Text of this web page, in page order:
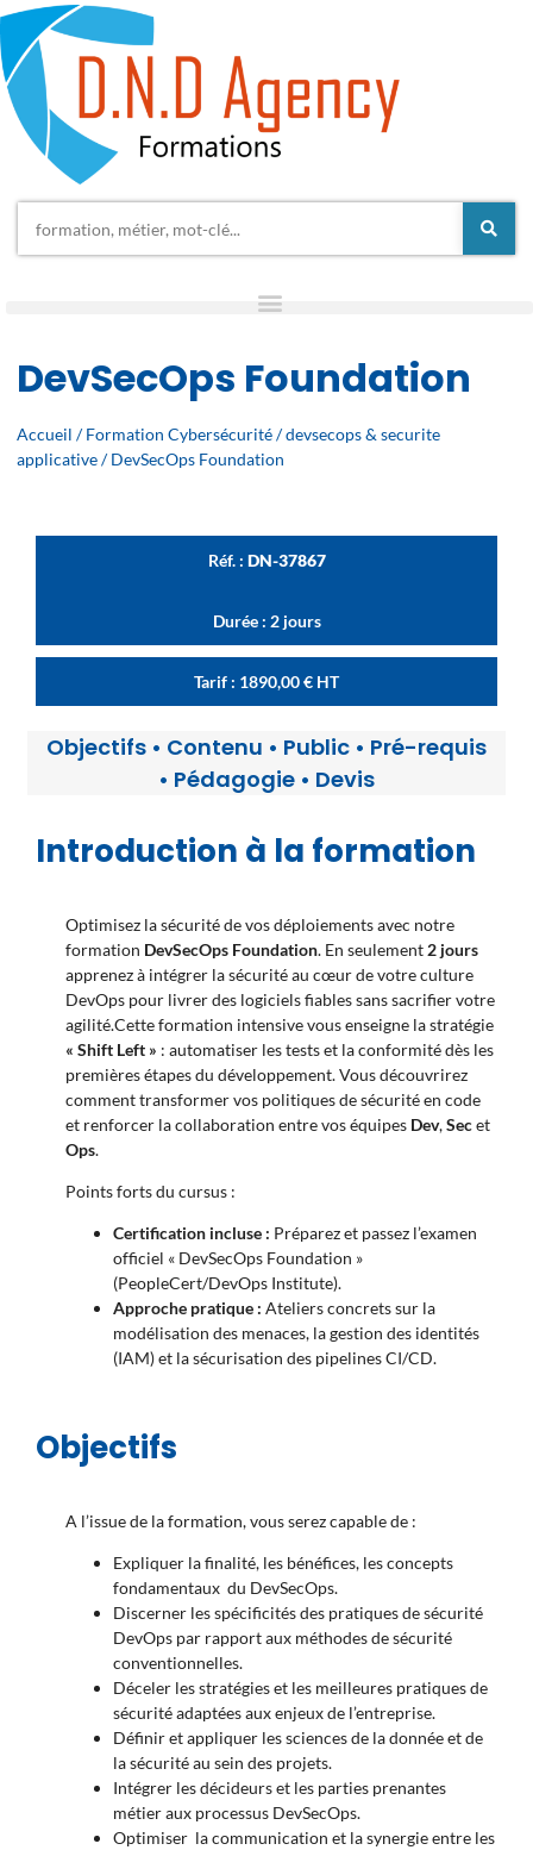
DevSecOps Foundation
Accueil /Formation Cybersécurité/devsecops & securite
applicative/ DevSecOps Foundation
Réf. : DN-37867
Durée : 2 jours
Tarif : 1890,00€ HT
Objectifs • Contenu • Public • Pré-requis
• Pédagogie • Devis
Introduction à la formation
Optimisez la sécurité de vos déploiements avec notre
formation DevSecOps Foundation. En seulement 2 jours
apprenez à intégrer la sécurité au cœur de votre culture
DevOps pour livrer des logiciels fiables sans sacrifier votre
agilité.Cette formation intensive vous enseigne la stratégie
« Shift Left » : automatiser les tests et la conformité dès les
premières étapes du développement.Vous découvrirez
comment transformer vos politiques de sécurité en code
et renforcer la collaboration entre vos équipes Dev,Secet
Ops.
Points forts du cursus :
Certification incluse : Préparez et passez l’examen
officiel « DevSecOps Foundation »
(PeopleCert/DevOps Institute).
Approche pratique : Ateliers concrets sur la
modélisation des menaces, la gestion des identités
(IAM) et la sécurisation des pipelines CI/CD.
Objectifs
A l’issue de la formation, vous serez capable de :
Expliquer la finalité, les bénéfices, les concepts
fondamentaux du DevSecOps.
Discerner les spécificités des pratiques de sécurité
DevOps par rapport aux méthodes de sécurité
conventionnelles.
Déceler les stratégies et les meilleures pratiques de
sécurité adaptées aux enjeux de l’entreprise.
Définir et appliquer les sciences de la donnée et de
la sécurité au sein des projets.
Intégrer les décideurs et les parties prenantes
métier aux processus DevSecOps.
Optimiser la communication et la synergie entre les